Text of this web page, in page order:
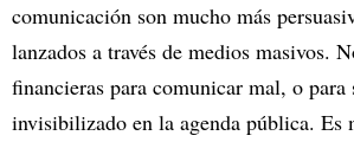
comunicación son mucho más
lanzados a través de medios masivos.
financieras para comunicar mal, o para
invisibilizado en la agenda pública. Es